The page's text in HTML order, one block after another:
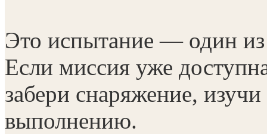
Это испытание — один из
Если миссия уже
забери снаряжение,
выполнению.